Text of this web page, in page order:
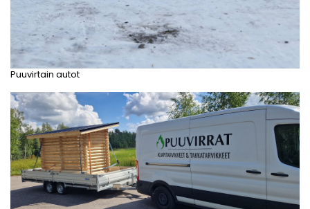
Puuvirtain autot